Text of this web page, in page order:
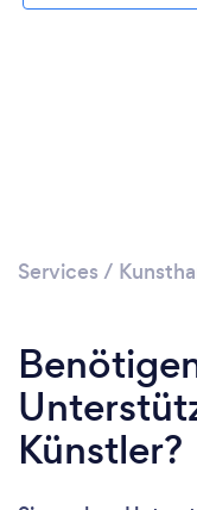
Services /
Künstler?